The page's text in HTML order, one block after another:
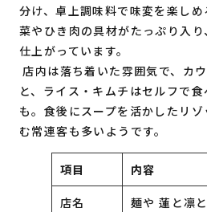
分け、卓上調味料で味変を楽し
菜やひき肉の具材がたっぷり入
仕上がっています。
店内は落ち着いた雰囲気で、カ
と、ライス・キムチはセルフで
も。食後にスープを活かしたリ
む常連客も多いようです。
項目 内容
店名 麺や 蓮と凛